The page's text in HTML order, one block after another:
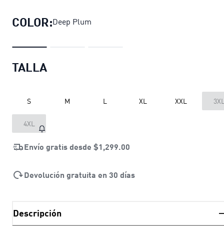
COLOR:Deep Plum
TALLA
S M L XL XXL
4XL
Envío gratis desde $1,299.00
Devolución gratuita en 30 días
Descripción